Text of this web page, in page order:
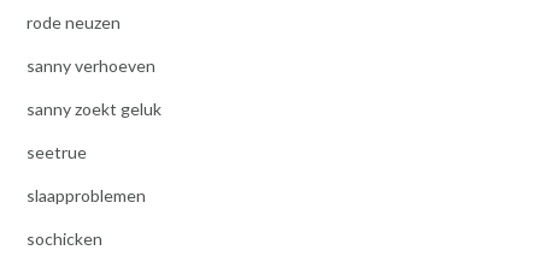
rode neuzen
sanny verhoeven
sanny zoekt geluk
seetrue
slaapproblemen
sochicken